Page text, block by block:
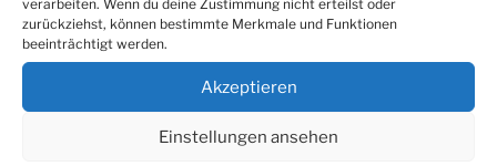
verarbeiten. Wenn du deine Zustimmung nicht erteilst oder
zurückziehst, können bestimmte Merkmale und Funktionen
beeinträchtigt werden.
Akzeptieren
Einstellungen ansehen
21.06. bis
Biergarten-Wochenenden der Erzquell
Brauerei
09.08.
Trödelmarkt in der Ortsmitte
Sommerfest in Helmerhausen